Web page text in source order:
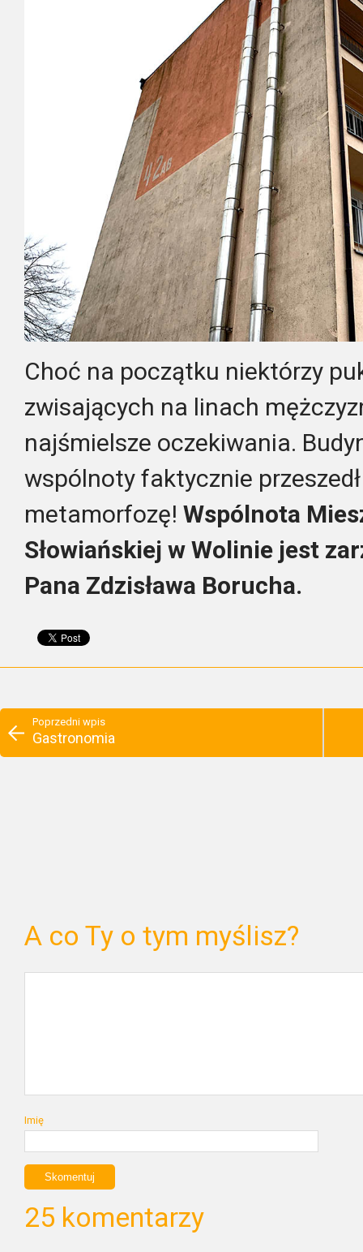
Choć na początku niektórzy
zwisających na linach
najśmielsze oczekiwania.
wspólnoty faktycznie
metamorfozę! Wspólnota
Słowiańskiej w Wolinie jest
Pana Zdzisława Borucha.
Poprzedni wpis
Gastronomia
A co Ty o tym myślisz?
Imię
25 komentarzy